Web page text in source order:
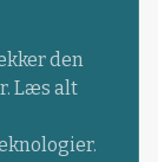
den
Læs alt